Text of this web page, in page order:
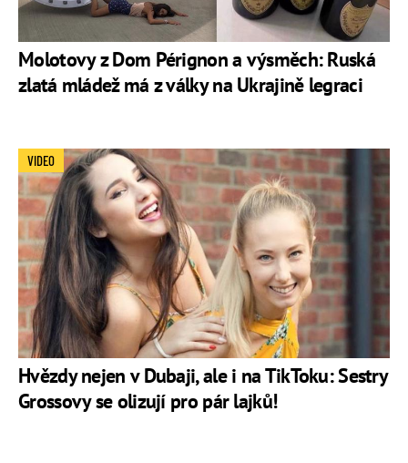
Molotovy z Dom Pérignon a výsměch: Ruská
zlatá mládež má z války na Ukrajině legraci
Hvězdy nejen v Dubaji, ale i na TikToku: Sestry
Grossovy se olizují pro pár lajků!
VIDEO